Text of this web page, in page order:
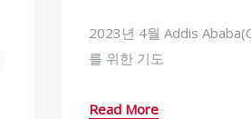
2023년 4월 Addis
를 위한 기도
Read More